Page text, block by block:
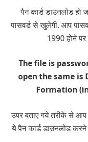
पैन कार्ड डाउनलोड हो
पासवर्ड से खुलेगी. आप
1990 होने
The file is
open the same
Formation
उपर बताए गये तरीके से
ये पैन कार्ड डाउनलोड